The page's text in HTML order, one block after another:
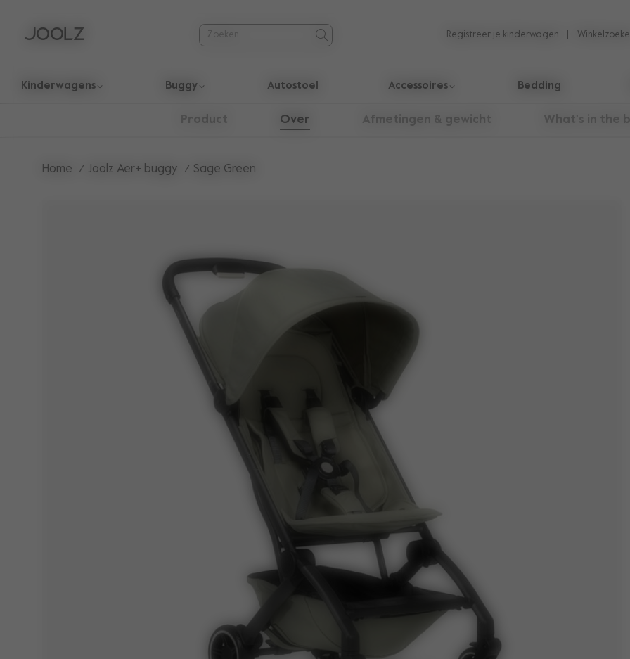
Registreer je kinderwagen
Kinderwagens Buggy Autostoel Accessoires Bedding
Home Joolz Aer+ buggy Sage Green
Product Over Afmetingen & gewicht What's in the